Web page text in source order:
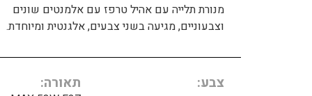
מנורת תלייה עם אהיל טרפז עם אלמנטים שונים
וצבעוניים, מגיעה בשני צבעים, אלגנטית ומיוחדת.
צבע תאורה